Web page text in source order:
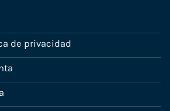
de privacidad